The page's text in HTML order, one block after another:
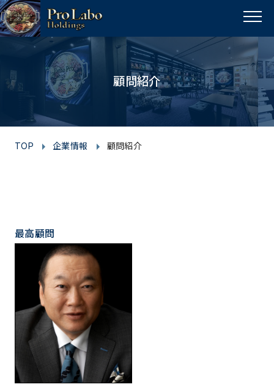
MENU
顧問紹介
TOP 企業情報 顧問紹介
最高顧問
p
a
g
s
a
a
m
c
e
b
o
o
k
i
t
t
e
r
u
t
u
b
e